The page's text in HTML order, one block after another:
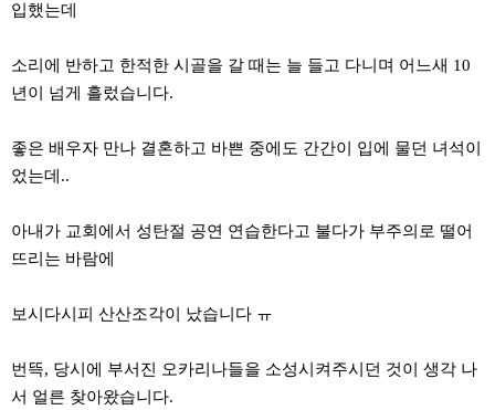
입했는데
소리에 반하고 한적한 시골을 갈 때는 늘 들고 다니며 어느새 10
년이 넘게 흘렀습니다.
좋은 배우자 만나 결혼하고 바쁜 중에도 간간이 입에 물던 녀석이
었는데..
아내가 교회에서 성탄절 공연 연습한다고 불다가 부주의로 떨어
뜨리는 바람에
보시다시피 산산조각이 났습니다 ㅠ
번뜩, 당시에 부서진 오카리나들을 소성시켜주시던 것이 생각 나
서 얼른 찾아왔습니다.